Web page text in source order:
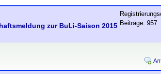
zur BuLi-Saison 2015 Beiträge: 957